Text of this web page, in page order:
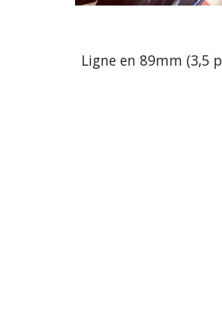
Ligne en 89mm (3,5